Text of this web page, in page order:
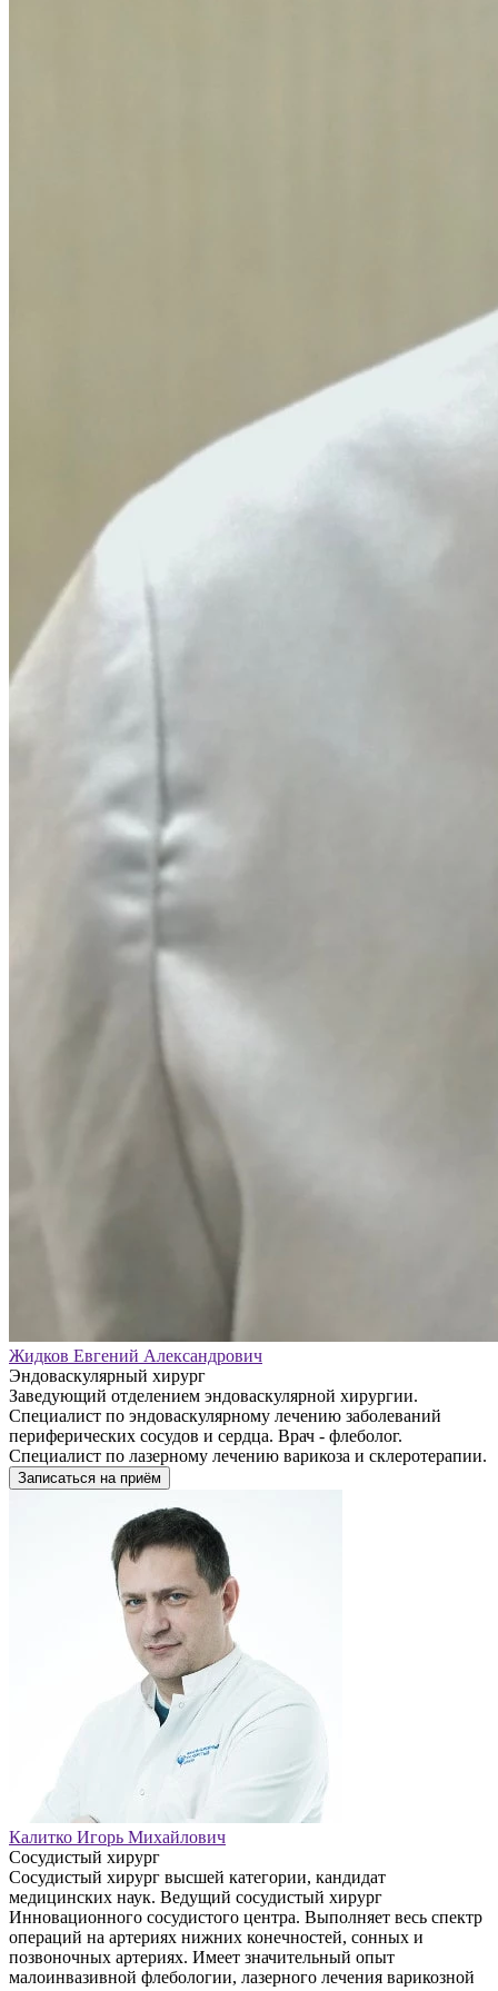
Жидков Евгений Александрович
Эндоваскулярный хирург
Заведующий отделением эндоваскулярной хирургии.
Специалист по эндоваскулярному лечению заболеваний
периферических сосудов и сердца. Врач - флеболог.
Специалист по лазерному лечению варикоза и склеротерапии.
Записаться на приём
Калитко Игорь Михайлович
Сосудистый хирург
Сосудистый хирург высшей категории, кандидат
медицинских наук. Ведущий сосудистый хирург
Инновационного сосудистого центра. Выполняет весь спектр
операций на артериях нижних конечностей, сонных и
позвоночных артериях. Имеет значительный опыт
малоинвазивной флебологии, лазерного лечения варикозной